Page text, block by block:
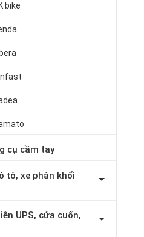
bike
cụ cầm tay
tô, xe phân khối
UPS, cửa cuốn,